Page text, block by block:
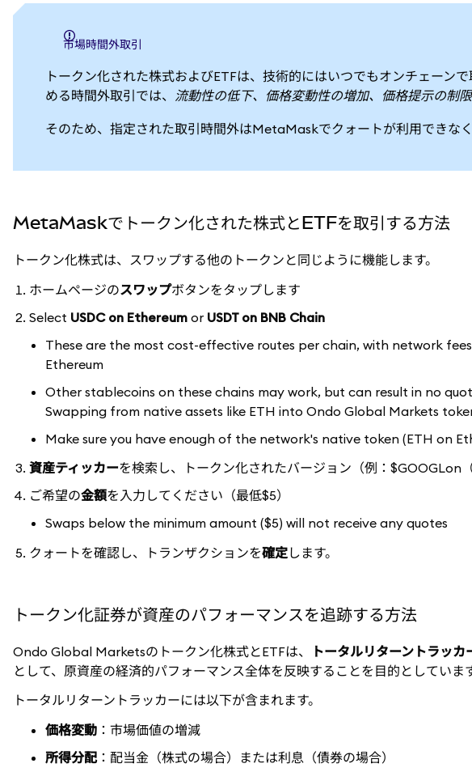
市場時間外取引
トークン化された株式およびETFは、技術的にはいつでもオンチェー
める時間外取引では、 流動性の低下、価格変動性の増加、価格提示の制
そのため、指定された取引時間外はMetaMaskでクォートが利用できなく
MetaMaskでトークン化された株式とETFを取引する方法
トークン化株式は、スワップする他のトークンと同じように機能します。
ホームページのスワップボタンをタップします
Select USDC on Ethereum or USDT on BNB Chain
These are the most cost-effective routes per chain, with network
Ethereum
Other stablecoins on these chains may work, but can result in no
Swapping from native assets like ETH into Ondo Global Markets
Make sure you have enough of the network's native token (ETH on
資産ティッカーを検索し、トークン化されたバージョン（例：$GOOGLon
ご希望の金額を入力してください（最低$5）
Swaps below the minimum amount ($5) will not receive any quotes
クォートを確認し、トランザクションを確定します。
トークン化証券が資産のパフォーマンスを追跡する方法
Ondo Global Marketsのトークン化株式とETFは、 トータルリターントラッカ
として、原資産の経済的パフォーマンス全体を反映することを目的としています
トータルリターントラッカーには以下が含まれます。
価格変動 ：市場価値の増減
所得分配：配当金（株式の場合）または利息（債券の場合）